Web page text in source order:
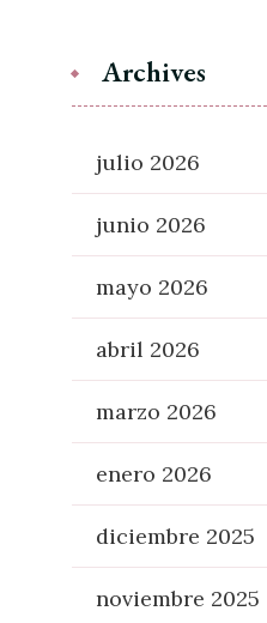
Archives
julio 2026
junio 2026
mayo 2026
abril 2026
marzo 2026
enero 2026
diciembre 2025
noviembre 2025